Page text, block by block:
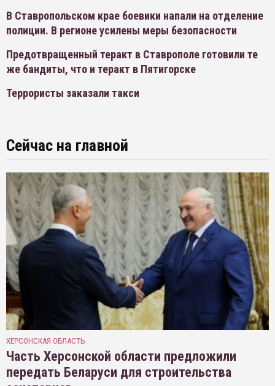
В Ставропольском крае боевики напали на отделение
полиции. В регионе усилены меры безопасности
Предотвращенный теракт в Ставрополе готовили те
же бандиты, что и теракт в Пятигорске
Террористы заказали такси
Сейчас на главной
ХЕРСОНСКАЯ ОБЛАСТЬ
Часть Херсонской области предложили
передать Беларуси для строительства